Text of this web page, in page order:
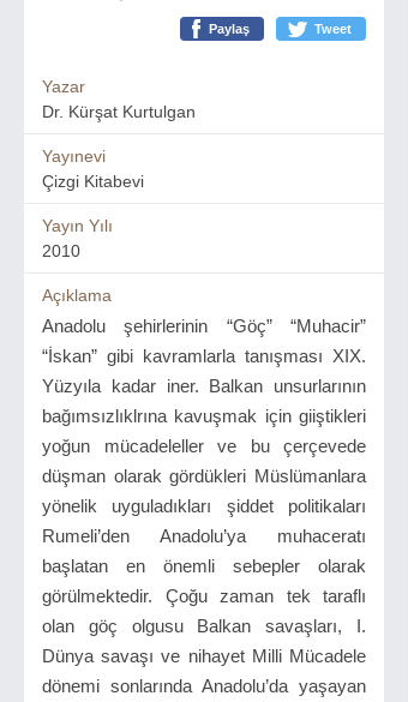
Paylaş Tweet
Yazar
Dr. Kürşat Kurtulgan
Yayınevi
Çizgi Kitabevi
Yayın Yılı
2010
Açıklama
Anadolu şehirlerinin “Göç” “Muhacir”
“İskan” gibi kavramlarla tanışması XIX.
Yüzyıla kadar iner. Balkan unsurlarının
bağımsızlıklrına kavuşmak için giiştikleri
yoğun mücadeleller ve bu çerçevede
düşman olarak gördükleri Müslümanlara
yönelik uyguladıkları şiddet politikaları
Rumeli’den Anadolu’ya muhaceratı
başlatan en önemli sebepler olarak
görülmektedir. Çoğu zaman tek taraflı
olan göç olgusu Balkan savaşları, I.
Dünya savaşı ve nihayet Milli Mücadele
dönemi sonlarında Anadolu’da yaşayan